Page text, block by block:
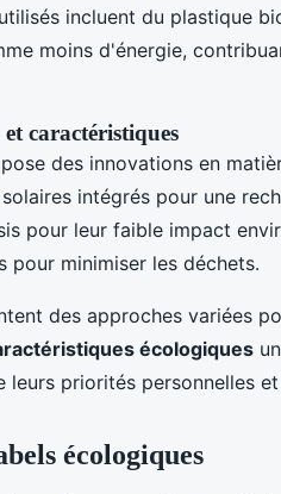
incluent du plastique
moins d'énergie,
caractéristiques
des innovations en
intégrés pour une
pour leur faible impact
pour minimiser les déchets.
des approches variées
écologiques
priorités personnelles
écologiques